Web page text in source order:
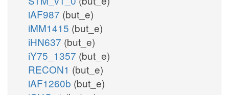
iAF987 (but_e)
iMM1415 (but_e)
iHN637 (but_e)
iY75_1357 (but_e)
RECON1 (but_e)
iAF1260b (but_e)